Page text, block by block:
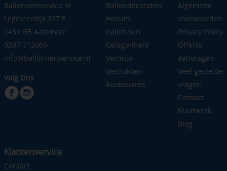
Ballonnenservice.nl
Legmeerdijk 327 F
1431 GB Aalsmeer
0297-712065
info@ballonnenservice.nl
Volg Ons
Ballondecoraties
Helium
ballonnen
Gelegenheid
Verhuur
Bedrukken
Accessoires
Algemene
voorwaarden
Privacy Policy
Offerte
aanvragen
Veel gestelde
vragen
Contact
Maatwerk
Blog
Klantenservice
Contact